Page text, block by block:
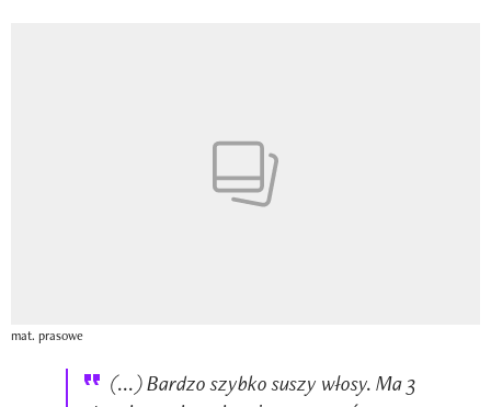
mat. prasowe
(...) Bardzo szybko suszy włosy. Ma 3